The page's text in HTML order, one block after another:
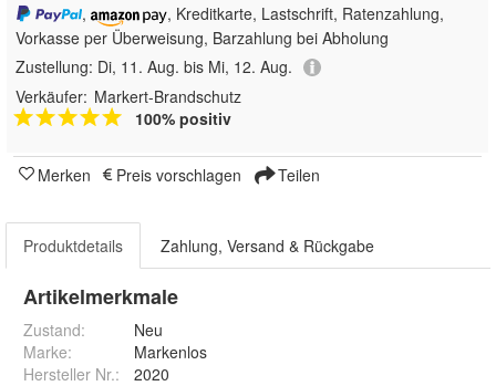
,
, Kreditkarte, Lastschrift, Ratenzahlung,
Vorkasse per Überweisung, Barzahlung bei Abholung
Zustellung: Di, 11. Aug. bis Mi, 12. Aug.
Verkäufer: Markert-Brandschutz
100% positiv
Merken Preis vorschlagen Teilen
Produktdetails Zahlung, Versand & Rückgabe
Artikelmerkmale
Zustand:
Neu
Marke:
Markenlos
Hersteller Nr.:
2020